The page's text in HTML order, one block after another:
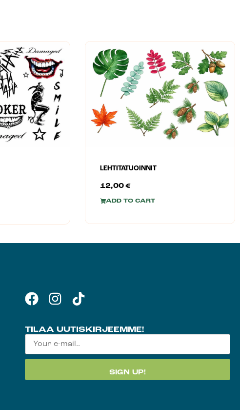
LEHTITATUOINNIT
12,00 €
ADD TO CART
TILAA UUTISKIRJEEMME!